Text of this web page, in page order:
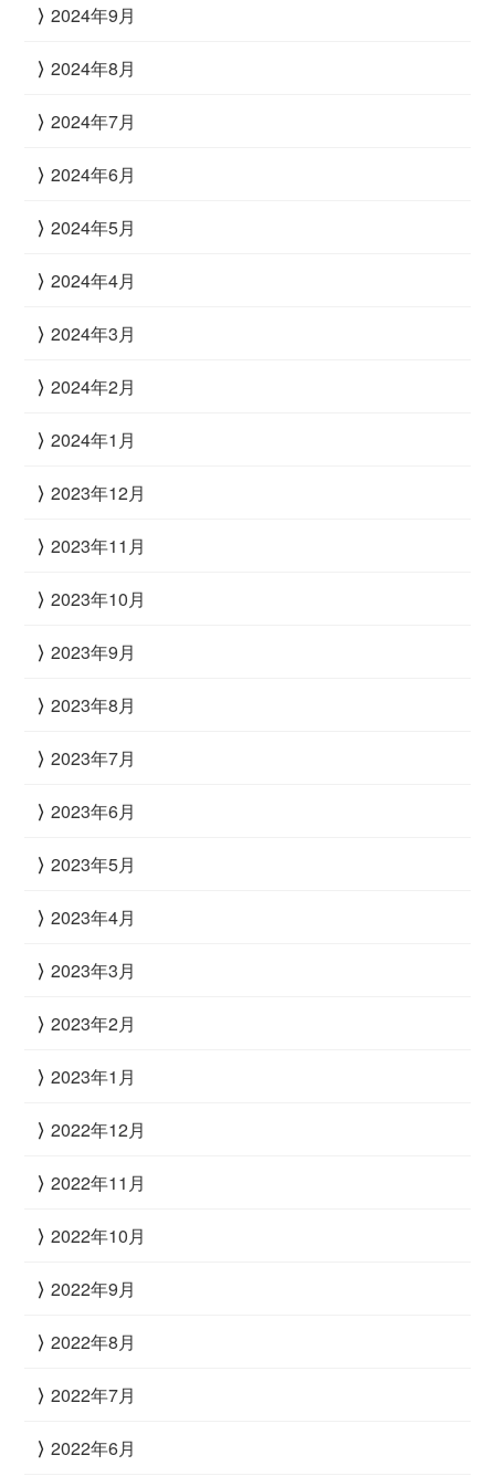
2024年9月
2024年8月
2024年7月
2024年6月
2024年5月
2024年4月
2024年3月
2024年2月
2024年1月
2023年12月
2023年11月
2023年10月
2023年9月
2023年8月
2023年7月
2023年6月
2023年5月
2023年4月
2023年3月
2023年2月
2023年1月
2022年12月
2022年11月
2022年10月
2022年9月
2022年8月
2022年7月
2022年6月